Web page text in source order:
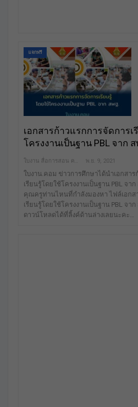
แจกฟรี
เอกสารก้าวแรกการจัดการ
โครงงานเป็นฐาน PBL จาก ส
พ.ย. 9, 2021
ใบงาน.คอม ข่าวการศึกษาได้นำเอกสาร
เรียนรู้โดยใช้โครงงานเป็นฐาน PBL จา
คุณครูท่านไหนที่กำลังมองหา ไฟล์เอกส
เรียนรู้โดยใช้โครงงานเป็นฐาน PBL จา
ดาวน์โหลดได้ที่ลิ้งค์ด้านล่างเลยนะคะ…